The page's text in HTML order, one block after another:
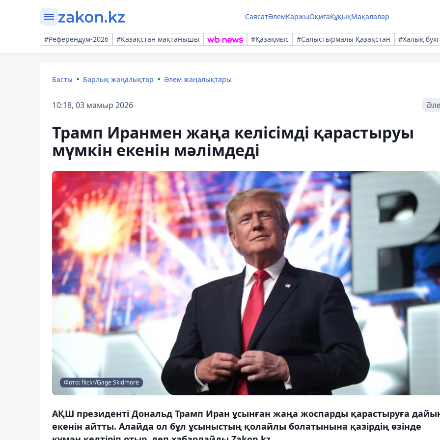
СаясатӘлемҚаржыОқиғаҚұқықМақалалар
#Референдум-2026 #Қазақстан мақтанышы #Қазақмыс #Салыстырмалы Қазақстан #Халық
Басты Барлық жаңалықтар Әлем жаңалықтары
10:18, 03 мамыр 2026
Трамп Иранмен жаңа келісімді қарастыруы
мүмкін екенін мәлімдеді
Фото: flickr/Gage Skidmore
АҚШ президенті Дональд Трамп Иран ұсынған жаңа жоспарды қарастыруға
екенін айтты. Алайда ол бұл ұсыныстың қолайлы болатынына қазірдің өзінде